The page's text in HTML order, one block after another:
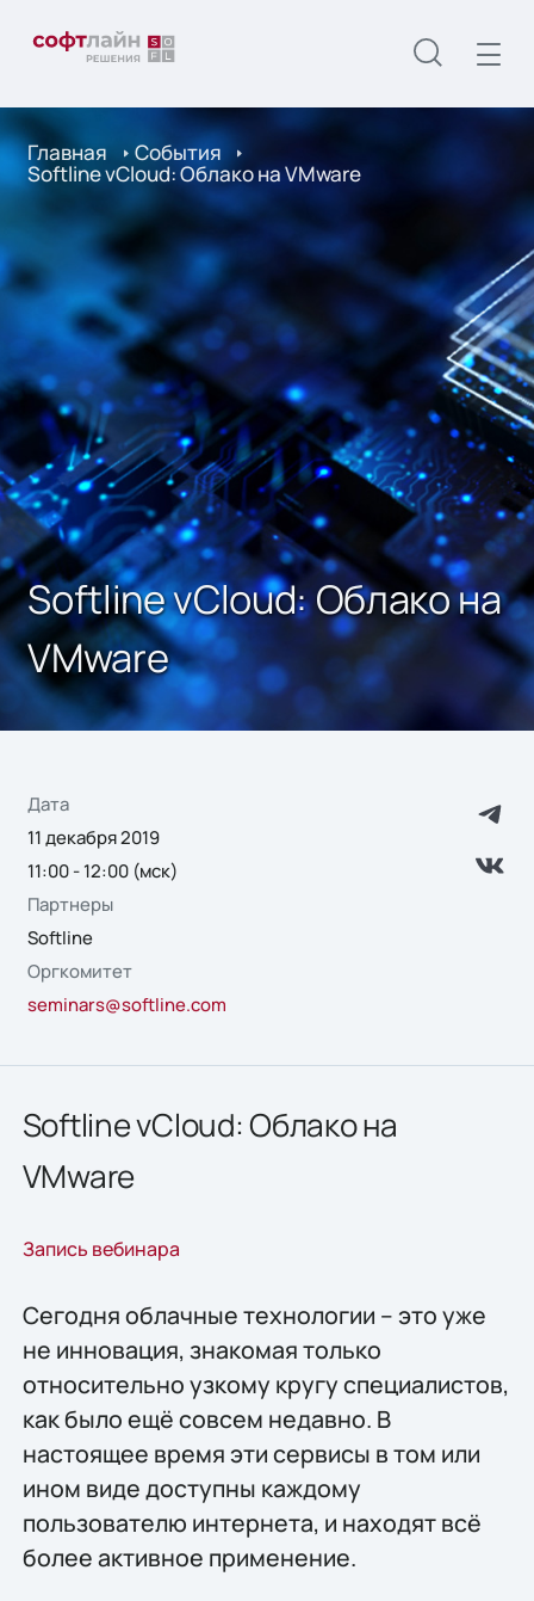
Главная События
Softline vCloud: Облако на VMware
Softline vCloud: Облако на
VMware
Дата
11 декабря 2019
11:00 - 12:00 (мск)
Партнеры
Softline
Оргкомитет
seminars@softline.com
Softline vCloud: Облако на
VMware
Запись вебинара
Сегодня облачные технологии – это уже
не инновация, знакомая только
относительно узкому кругу специалистов,
как было ещё совсем недавно. В
настоящее время эти сервисы в том или
ином виде доступны каждому
пользователю интернета, и находят всё
более активное применение.